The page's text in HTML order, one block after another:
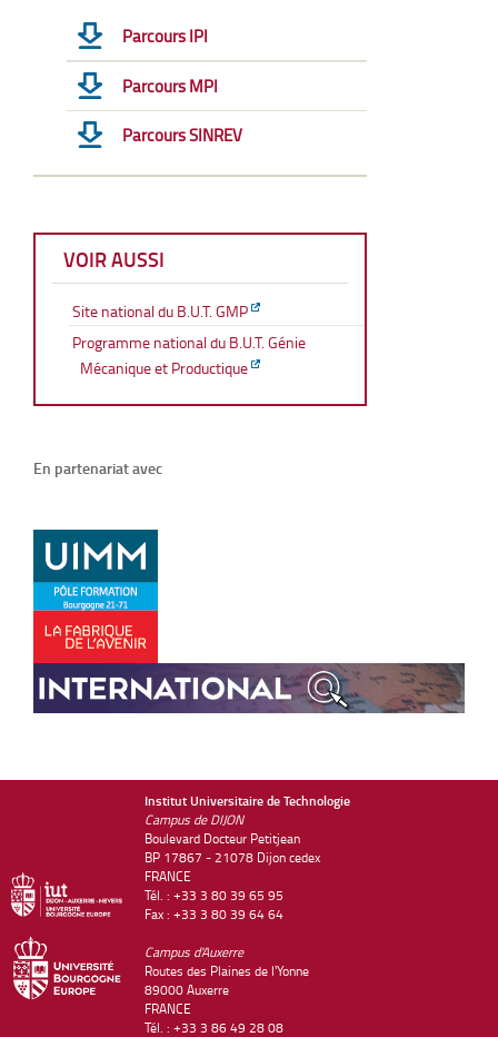
Parcours IPI
Parcours MPI
Parcours SINREV
VOIR AUSSI
Site national du B.U.T. GMP
Programme national du B.U.T. Génie
Mécanique et Productique
En partenariat avec
Institut Universitaire de Technologie
Campus de DIJON
Boulevard Docteur Petitjean
BP 17867 - 21078 Dijon cedex
FRANCE
Tél. : +33 3 80 39 65 95
Fax : +33 3 80 39 64 64
Campus d'Auxerre
Routes des Plaines de l'Yonne
89000 Auxerre
FRANCE
Tél. : +33 3 86 49 28 08